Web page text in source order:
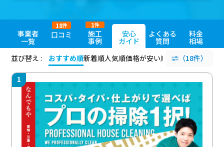
事業者
一覧
口コミ
18件
施工
事例
1件
安心
ガイド
よくある
質問
料金
相場
並び替え :
おすすめ順新着順人気順価格が安い順 評価が高い順
（18件）
1